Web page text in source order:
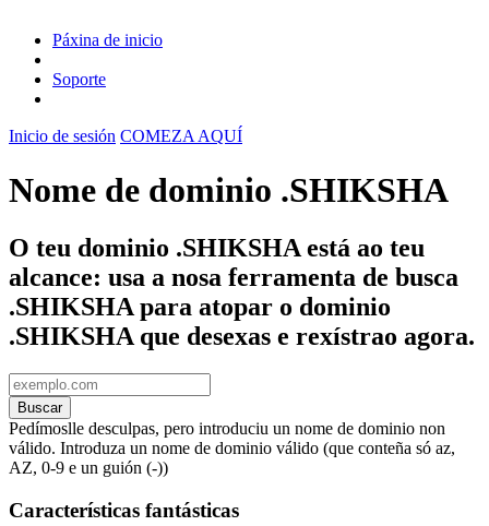
Páxina de inicio
Soporte
Inicio de sesión COMEZA AQUÍ
Nome de dominio .SHIKSHA
O teu dominio .SHIKSHA está ao teu
alcance: usa a nosa ferramenta de busca
.SHIKSHA para atopar o dominio
.SHIKSHA que desexas e rexístrao agora.
Buscar
Pedímoslle desculpas, pero introduciu un nome de dominio non
válido. Introduza un nome de dominio válido (que conteña só az,
AZ, 0-9 e un guión (-))
Características fantásticas